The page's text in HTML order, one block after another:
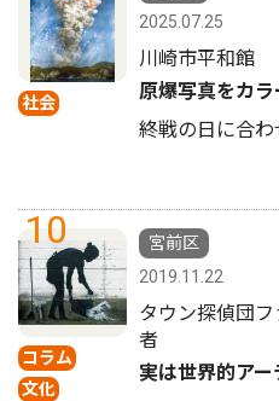
社会
2025.07.25
川崎市平和館
原爆写真をカラ
終戦の日に合
10
コラム
文化
宮前区
2019.11.22
タウン探偵団
者
実は世界的アー